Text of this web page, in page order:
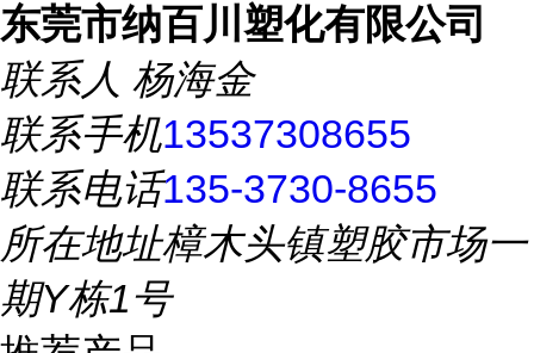
东莞市纳百川塑化有限公司
联系人 杨海金
联系手机13537308655
联系电话135-3730-8655
所在地址樟木头镇塑胶市场一
期Y栋1号